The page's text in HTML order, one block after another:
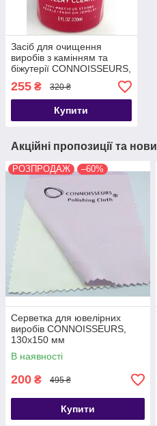
Засіб для очищення
виробів з камінням та
біжутерії CONNOISSEURS,
236 мл
255 ₴ 320 ₴
Купити
Акційні пропозиції та
РОЗПРОДАЖ –60%
Серветка для ювелірних
виробів CONNOISSEURS,
130х150 мм
В наявності
200 ₴ 495 ₴
Купити